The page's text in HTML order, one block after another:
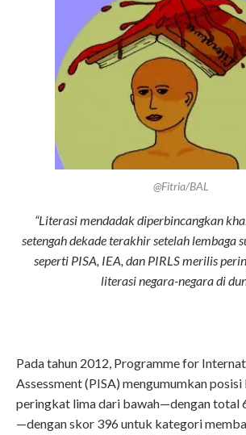
@Fitria/BAL
“Literasi mendadak diperbincangkan
setengah dekade terakhir setelah lembaga
seperti PISA, IEA, dan PIRLS merilis
literasi negara-negara di
Pada tahun 2012, Programme for
Assessment (PISA) mengumumkan
peringkat lima dari bawah—dengan total
—dengan skor 396 untuk kategori